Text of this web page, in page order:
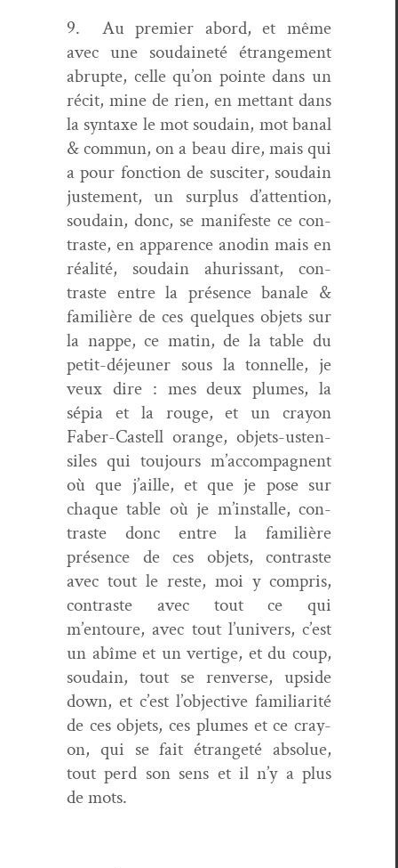
9. Au pre­mier abord, et même
avec une soudaineté étrange­ment
abrupte, celle qu’on pointe dans un
réc­it, mine de rien, en met­tant dans
la syn­taxe le mot soudain, mot banal
& com­mun, on a beau dire, mais qui
a pour fonc­tion de sus­citer, soudain
juste­ment, un sur­plus d’attention,
soudain, donc, se man­i­feste ce con­
traste, en apparence anodin mais en
réal­ité, soudain ahuris­sant, con­
traste entre la présence banale &
famil­ière de ces quelques objets sur
la nappe, ce matin, de la table du
petit-déje­uner sous la ton­nelle, je
veux dire : mes deux plumes, la
sépia et la rouge, et un cray­on
Faber-Castell orange, objets-usten­
siles qui tou­jours m’accompagnent
où que j’aille, et que je pose sur
chaque table où je m’installe, con­
traste donc entre la famil­ière
présence de ces objets, con­traste
avec tout le reste, moi y com­pris,
con­traste avec tout ce qui
m’entoure, avec tout l’univers, c’est
un abîme et un ver­tige, et du coup,
soudain, tout se ren­verse, upside
down, et c’est l’objective famil­iar­ité
de ces objets, ces plumes et ce cray­
on, qui se fait étrangeté absolue,
tout perd son sens et il n’y a plus
de mots.